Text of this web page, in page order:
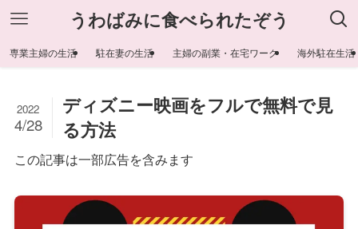
うわばみに食べられたぞう
専業主婦の生活 駐在妻の生活 主婦の副業・在宅ワーク 海外駐在生活
ディズニー映画をフルで無料で見
る方法
2022
4/28
この記事は一部広告を含みます